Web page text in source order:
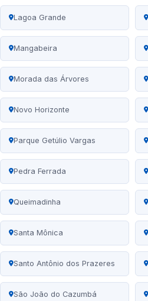
Lagoa Grande
Mangabeira
Morada das Árvores
Novo Horizonte
Parque Getúlio Vargas
Pedra Ferrada
Queimadinha
Santa Mônica
Santo Antônio dos Prazeres
São João do Cazumbá